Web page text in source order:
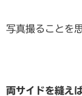
写真撮ることを
両サイドを縫え